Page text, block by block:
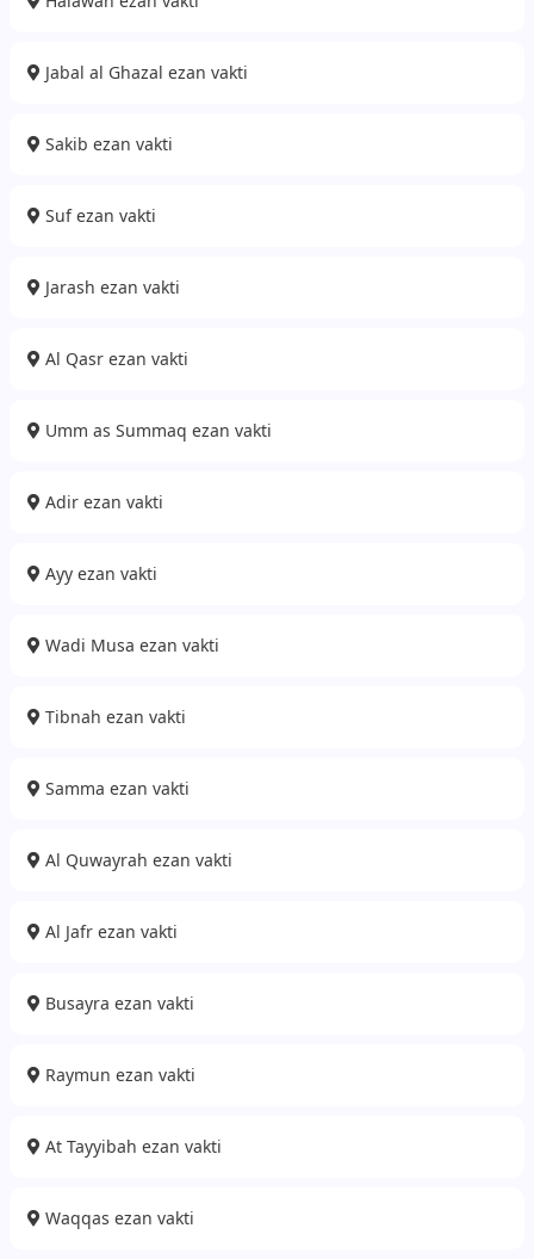
Jabal al Ghazal ezan vakti
Sakib ezan vakti
Suf ezan vakti
Jarash ezan vakti
Al Qasr ezan vakti
Umm as Summaq ezan vakti
Adir ezan vakti
Ayy ezan vakti
Wadi Musa ezan vakti
Tibnah ezan vakti
Samma ezan vakti
Al Quwayrah ezan vakti
Al Jafr ezan vakti
Busayra ezan vakti
Raymun ezan vakti
At Tayyibah ezan vakti
Waqqas ezan vakti